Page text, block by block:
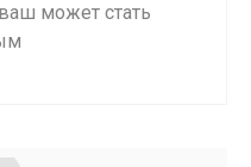
может стать